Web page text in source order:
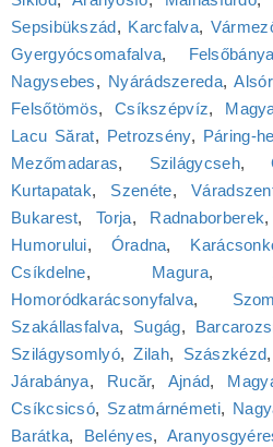
Sepsibükszád, Karcfalva,
Gyergyócsomafalva, Felsőbánya
Nagysebes, Nyárádszereda,
Felsőtömös, Csíkszépvíz,
Lacu Sărat, Petrozsény, Páring-
Mezőmadaras, Szilágycseh,
Kurtapatak, Szenéte,
Bukarest,Torja, Radnaborberek,
Humorului, Óradna,
Csíkdelne, Magura,
Homoródkarácsonyfalva,
Szakállasfalva, Sugág,
Szilágysomlyó,Zilah, Szászkézd,
Járabánya, Rucăr, Ajnád,
Csíkcsicsó, Szatmárnémeti,
Barátka, Belényes,